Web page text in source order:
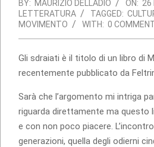
BY: MAURIZIO DELLADIO ON: 26
LETTERATURA
TAGGED:
MOVIMENTO
WITH: 0
Gli sdraiati è il titolo di un libro di
recentemente pubblicato da
Sarà che l’argomento mi intriga
riguarda direttamente ma questo
e con non poco piacere.
generazioni, quella degli odierni